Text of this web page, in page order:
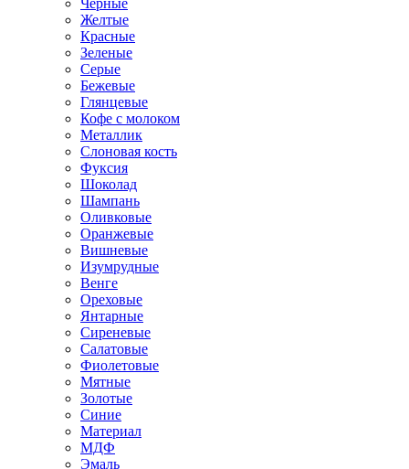
Черные
Желтые
Красные
Зеленые
Серые
Бежевые
Глянцевые
Кофе с молоком
Металлик
Слоновая кость
Фуксия
Шоколад
Шампань
Оливковые
Оранжевые
Вишневые
Изумрудные
Венге
Ореховые
Янтарные
Сиреневые
Салатовые
Фиолетовые
Мятные
Золотые
Синие
Материал
МДФ
Эмаль